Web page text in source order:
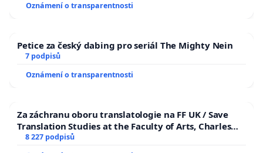
Oznámení o transparentnosti
Petice za český dabing pro seriál The Mighty Nein
7 podpisů
Oznámení o transparentnosti
Za záchranu oboru translatologie na FF UK / Save
Translation Studies at the Faculty of Arts, Charles
University
8 227 podpisů